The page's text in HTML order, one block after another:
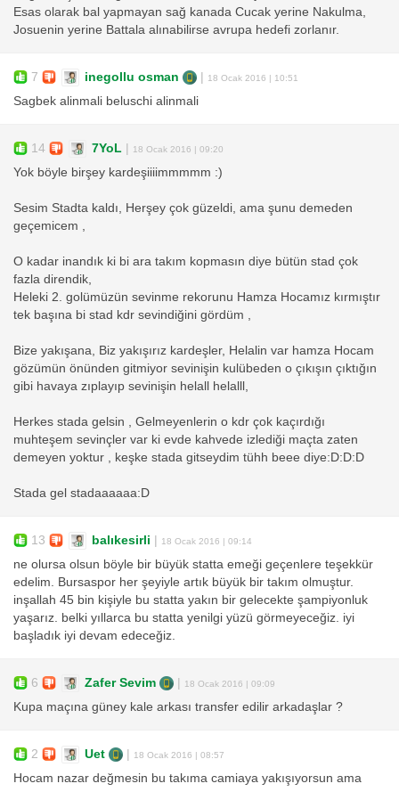
Esas olarak bal yapmayan sağ kanada Cucak yerine Nakulma,
Josuenin yerine Battala alınabilirse avrupa hedefi zorlanır.
7 inegollu osman 18 Ocak 2016 | 10:51
Sagbek alinmali beluschi alinmali
14 7YoL 18 Ocak 2016 | 09:20
Yok böyle birşey kardeşiiiimmmmm :)
Sesim Stadta kaldı, Herşey çok güzeldi, ama şunu demeden
geçemicem ,
O kadar inandık ki bi ara takım kopmasın diye bütün stad çok
fazla direndik,
Heleki 2. golümüzün sevinme rekorunu Hamza Hocamız kırmıştır
tek başına bi stad kdr sevindiğini gördüm ,
Bize yakışana, Biz yakışırız kardeşler, Helalin var hamza Hocam
gözümün önünden gitmiyor sevinişin kulübeden o çıkışın çıktığın
gibi havaya zıplayıp sevinişin helall helalll,
Herkes stada gelsin , Gelmeyenlerin o kdr çok kaçırdığı
muhteşem sevinçler var ki evde kahvede izlediği maçta zaten
demeyen yoktur , keşke stada gitseydim tühh beee diye:D:D:D
Stada gel stadaaaaaa:D
13 balıkesirli 18 Ocak 2016 | 09:14
ne olursa olsun böyle bir büyük statta emeği geçenlere teşekkür
edelim. Bursaspor her şeyiyle artık büyük bir takım olmuştur.
inşallah 45 bin kişiyle bu statta yakın bir gelecekte şampiyonluk
yaşarız. belki yıllarca bu statta yenilgi yüzü görmeyeceğiz. iyi
başladık iyi devam edeceğiz.
6 Zafer Sevim 18 Ocak 2016 | 09:09
Kupa maçına güney kale arkası transfer edilir arkadaşlar ?
2 Uet 18 Ocak 2016 | 08:57
Hocam nazar değmesin bu takıma camiaya yakışıyorsun ama